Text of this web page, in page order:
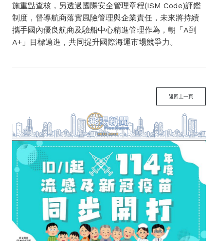
施重點查核，另透過國際安全管理章程(ISM Code)評鑑
制度，督導航商落實風險管理與企業責任，未來將持續
攜手國內優良航商及驗船中心精進管理作為，朝「A到
A+」目標邁進，共同提升國際海運市場競爭力。
返回上一頁